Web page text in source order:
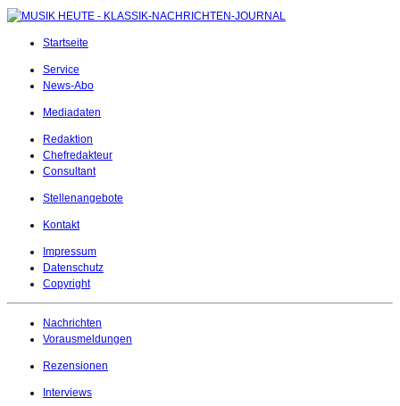
Startseite
Service
News-Abo
Mediadaten
Redaktion
Chefredakteur
Consultant
Stellenangebote
Kontakt
Impressum
Datenschutz
Copyright
Nachrichten
Vorausmeldungen
Rezensionen
Interviews